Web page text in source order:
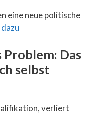
eine neue politische
Problem: Das
selbst
verliert